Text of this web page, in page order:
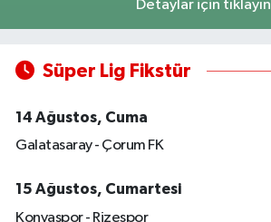
Detaylar için tıklayın
Süper Lig Fikstür
14 Ağustos, Cuma
Galatasaray - Çorum FK
15 Ağustos, Cumartesi
Konyaspor - Rizespor